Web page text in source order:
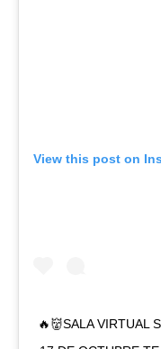
View this post on
🔥👹SALA VIRTUAL